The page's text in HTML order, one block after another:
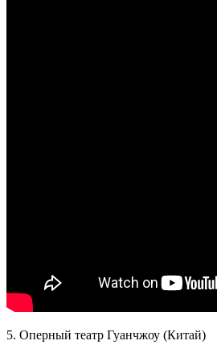
5. Оперный театр Гуанчжоу (Китай)